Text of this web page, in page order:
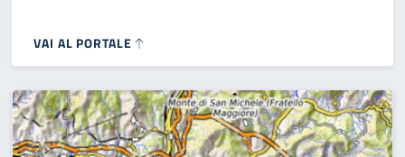
VAI AL PORTALE